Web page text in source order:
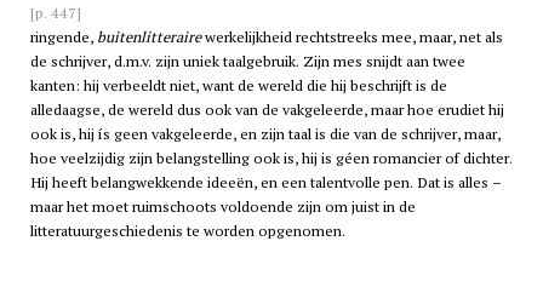
[p. 447]
ringende, buitenlitterairewerkelijkheid rechtstreeks mee, maar, net als
de schrijver, d.m.v. zijn uniek taalgebruik. Zijn mes snijdt aan twee
kanten: hij verbeeldt niet, want de wereld die hij beschrijft is de
alledaagse, de wereld dus ook van de vakgeleerde, maar hoe erudiet hij
ook is, hij ís geen vakgeleerde, en zijn taal is die van de schrijver, maar,
hoe veelzijdig zijn belangstelling ook is, hij is géen romancier of dichter.
Hij heeft belangwekkende ideeën, en een talentvolle pen. Dat is alles –
maar het moet ruimschoots voldoende zijn om juist in de
litteratuurgeschiedenis te worden opgenomen.